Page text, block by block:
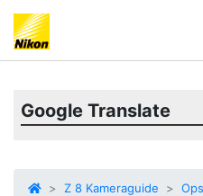
Google Translate
Z 8 Kameraguide